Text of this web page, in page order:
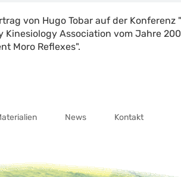
von Hugo Tobar auf der
Kinesiology Association vom Jahre
Moro Reflexes".
News Kontakt